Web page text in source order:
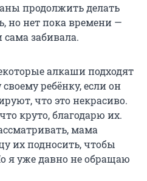
продолжить делать
но нет пока времени —
сама забивала.
алкаши подходят
ребёнку, если он
что это некрасиво.
круто, благодарю их.
мама
их подносить, чтобы
я уже давно не обращаю